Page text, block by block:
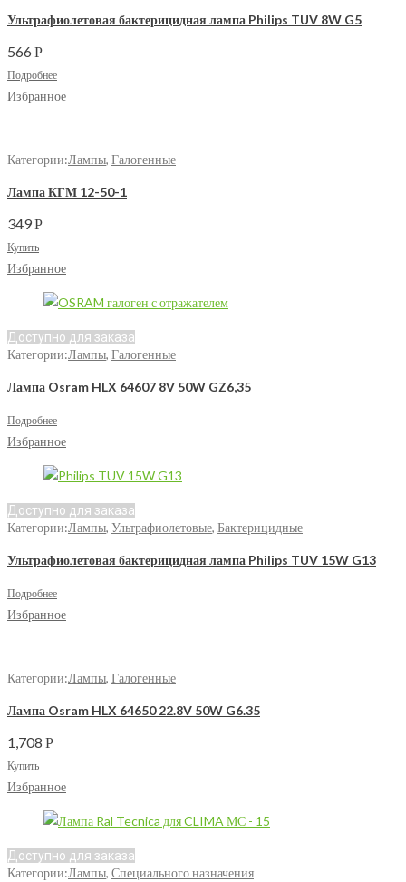
Ультрафиолетовая бактерицидная лампа Philips TUV 8W G5
566 Р
Подробнее
Избранное
Категории:Лампы, Галогенные
Лампа КГМ 12-50-1
349Р
Купить
Избранное
Доступно для заказа
Категории:Лампы, Галогенные
Лампа Osram HLX 64607 8V 50W GZ6,35
Подробнее
Избранное
Доступно для заказа
Категории:Лампы, Ультрафиолетовые, Бактерицидные
Ультрафиолетовая бактерицидная лампа Philips TUV 15W G13
Подробнее
Избранное
Категории:Лампы, Галогенные
Лампа Osram HLX 64650 22.8V 50W G6.35
1,708 Р
Купить
Избранное
Доступно для заказа
Категории:Лампы, Специального назначения